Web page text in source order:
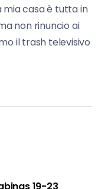
mia casa è tutta in
non rinuncio ai
il trash televisivo